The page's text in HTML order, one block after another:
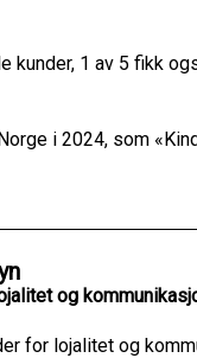
kunder, 1 av 5 fikk
i 2024, som
og
for lojalitet og